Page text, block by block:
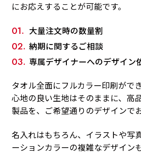
にお応えすることが可能です。
大量注文時の数量割
納期に関するご相談
専属デザイナーへのデザイン
タオル全面にフルカラー印刷がで
心地の良い生地はそのままに、高
製品を、ご希望通りのデザインで
名入れはもちろん、イラストや写
ーションカラーの複雑なデザイン